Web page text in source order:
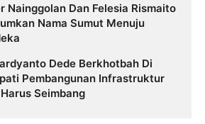
Nainggolan Dan Felesia Rismaito
Nama Sumut Menuju
Dede Berkhotbah Di
Pembangunan Infrastruktur
Seimbang